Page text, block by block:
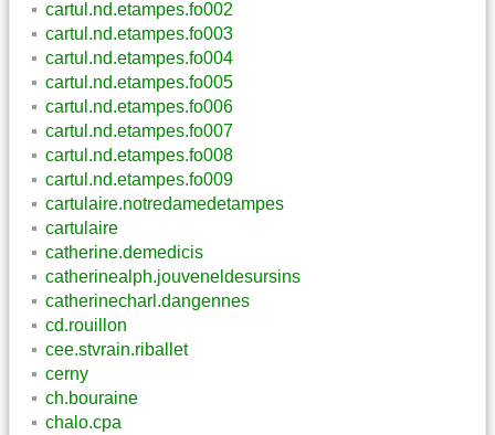
cartul.nd.etampes.fo002
cartul.nd.etampes.fo003
cartul.nd.etampes.fo004
cartul.nd.etampes.fo005
cartul.nd.etampes.fo006
cartul.nd.etampes.fo007
cartul.nd.etampes.fo008
cartul.nd.etampes.fo009
cartulaire.notredamedetampes
cartulaire
catherine.demedicis
catherinealph.jouveneldesursins
catherinecharl.dangennes
cd.rouillon
cee.stvrain.riballet
cerny
ch.bouraine
chalo.cpa